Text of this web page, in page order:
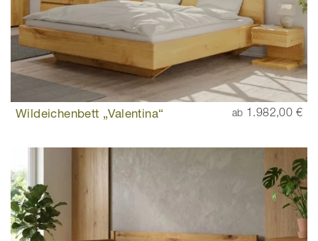
Wildeichenbett „Valentina“ ab 1.982,00 €